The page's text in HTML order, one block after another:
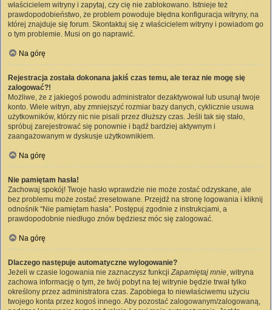
właścicielem witryny i zapytaj, czy cię nie zablokowano. Istnieje też
prawdopodobieństwo, że problem powoduje błędna konfiguracja witryny, na
której znajduje się forum. Skontaktuj się z właścicielem witryny i powiadom go
o tym problemie. Musi on go naprawić.
Na górę
Rejestracja została dokonana jakiś czas temu, ale teraz nie mogę się
zalogować?!
Możliwe, że z jakiegoś powodu administrator dezaktywował lub usunął twoje
konto. Wiele witryn, aby zmniejszyć rozmiar bazy danych, cyklicznie usuwa
użytkowników, którzy nic nie pisali przez dłuższy czas. Jeśli tak się stało,
spróbuj zarejestrować się ponownie i bądź bardziej aktywnym i
zaangażowanym w dyskusje użytkownikiem.
Na górę
Nie pamiętam hasła!
Zachowaj spokój! Twoje hasło wprawdzie nie może zostać odzyskane, ale
bez problemu może zostać zresetowane. Przejdź na stronę logowania i kliknij
odnośnik “Nie pamiętam hasła”. Postępuj zgodnie z instrukcjami, a
prawdopodobnie niedługo znów będziesz móc się zalogować.
Na górę
Dlaczego następuje automatyczne wylogowanie?
Jeżeli w czasie logowania nie zaznaczysz funkcjiZapamiętaj mnie, witryna
zachowa informację o tym, że twój pobyt na tej witrynie będzie trwał tylko
określony przez administratora czas. Zapobiega to niewłaściwemu użyciu
twojego konta przez kogoś innego. Aby pozostać zalogowanym/zalogowaną,